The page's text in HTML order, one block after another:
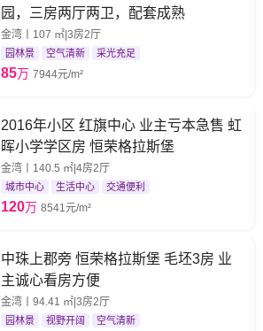
园，三房两厅两卫，配套成熟
金湾丨107 ㎡|3房2厅
园林景 空气清新 采光充足
85万7944元/m²
2016年小区 红旗中心 业主亏本急售 虹
晖小学学区房 恒荣格拉斯堡
金湾丨140.5 ㎡|4房2厅
城市中心 生活中心 交通便利
120万8541元/m²
中珠上郡旁 恒荣格拉斯堡 毛坯3房 业
主诚心看房方便
金湾丨94.41 ㎡|3房2厅
园林景 视野开阔 空气清新